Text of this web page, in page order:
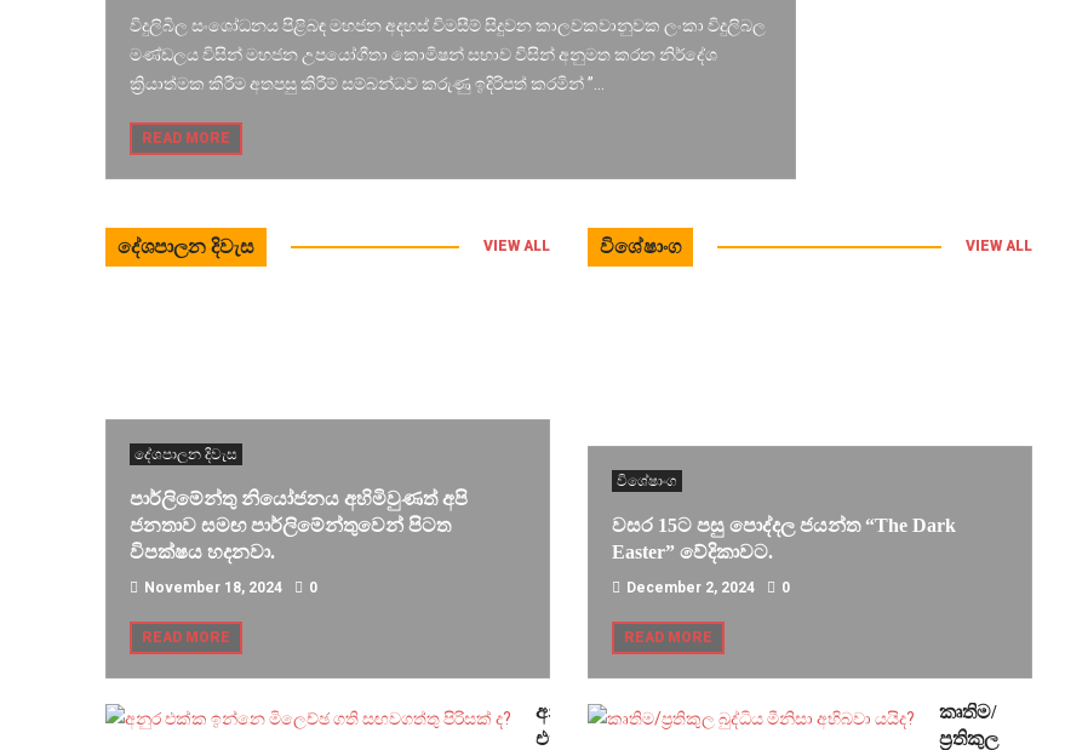
විදුලිබිල සංශෝධනය පිළිබඳ මහජන අදහස් විමසීම් සිදුවන කාලවකවානුවක ලංකා විදුලිබල
මණ්ඩලය විසින් මහජන උපයෝගීතා කොමිෂන් සභාව විසින් අනුමත කරන නිර්දේශ
ක්‍රියාත්මක කිරීම අතපසු කිරීම් සම්බන්ධව කරුණු ඉදිරිපත් කරමින් ”...
READ MORE
දේශපාලන දිවැස VIEW ALL
දේශපාලන දිවැස
පාර්ලිමේන්තු නියෝජනය අහිමිවුණත් අපි
ජනතාව සමඟ පාර්ලිමේන්තුවෙන් පිටත
විපක්ෂය හදනවා.
November 18, 2024 0
READ MORE
අනුර
එක්ක
විශේෂාංග VIEW ALL
විශේෂාංග
වසර 15ට පසු පොද්දල ජයන්ත “The Dark
Easter” වේදිකාවට.
December 2, 2024 0
READ MORE
කෘතිම/
ප්‍රතිකුල